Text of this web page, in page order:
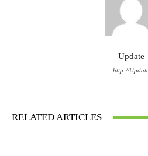
Update
http://
RELATED ARTICLES